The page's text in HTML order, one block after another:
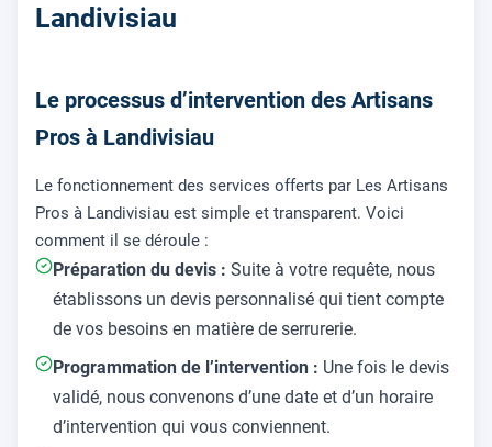
Landivisiau
Le processus d’intervention des Artisans
Pros à Landivisiau
Le fonctionnement des services offerts par Les Artisans
Pros à Landivisiau est simple et transparent. Voici
comment il se déroule :
Préparation du devis : Suite à votre requête, nous
établissons un devis personnalisé qui tient compte
de vos besoins en matière de serrurerie.
Programmation de l’intervention : Une fois le devis
validé, nous convenons d’une date et d’un horaire
d’intervention qui vous conviennent.